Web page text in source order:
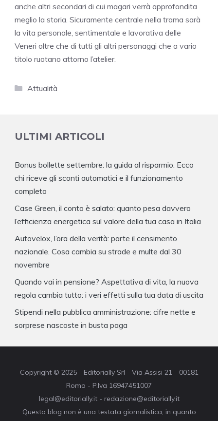
anche altri secondari di cui magari verrà approfondita
meglio la storia. Sicuramente centrale nella trama sarà
la vita personale, sentimentale e lavorativa delle
Veneri oltre che di tutti gli altri personaggi che a vario
titolo ruotano attorno l’atelier.
Categorie
Attualità
ULTIMI ARTICOLI
Bonus bollette settembre: la guida al risparmio. Ecco
chi riceve gli sconti automatici e il funzionamento
completo
Case Green, il conto è salato: quanto pesa davvero
l’efficienza energetica sul valore della tua casa in Italia
Autovelox, l’ora della verità: parte il censimento
nazionale. Cosa cambia su strade e multe dal 30
novembre
Quando vai in pensione? Aspettativa di vita, la nuova
regola cambia tutto: i veri effetti sulla tua data di uscita
Stipendi nella pubblica amministrazione: cifre nette e
sorprese nascoste in busta paga
Copyright © 2025 - Editorially Srl - Via Assisi 21 - 00181
Roma - P.Iva 16947451007
legal@editorially.it - redazione@editorially.it
Questo blog non è una testata giornalistica, in quanto